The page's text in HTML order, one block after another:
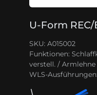
U-Form
SKU: A015002
Funktionen:
verstell. / Armlehne
WLS-Ausführungen: